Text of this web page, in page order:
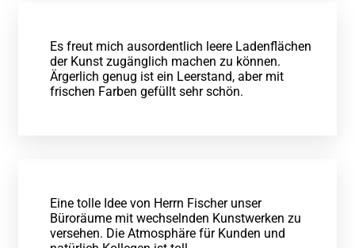
Es freut mich ausordentlich leere Ladenflächen
der Kunst zugänglich machen zu können.
Ärgerlich genug ist ein Leerstand, aber mit
frischen Farben gefüllt sehr schön.
Eine tolle Idee von Herrn Fischer unser
Büroräume mit wechselnden Kunstwerken zu
versehen. Die Atmosphäre für Kunden und